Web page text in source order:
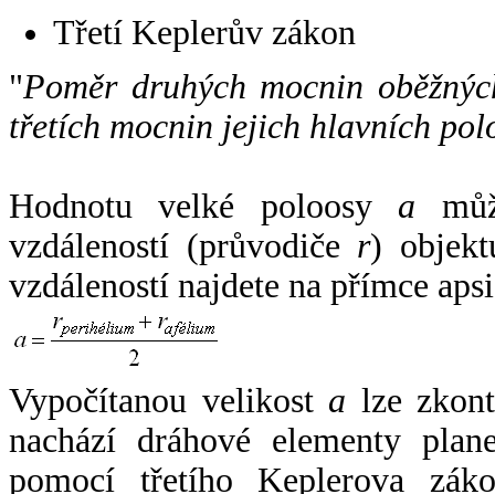
Třetí Keplerův zákon
"Poměr druhých mocnin
třetích mocnin jejich hlavních
Hodnotu velké poloosy a
vzdáleností (průvodiče r)
vzdáleností najdete na přímce
Vypočítanou velikost a lze
nachází dráhové elementy
pomocí třetího Keplerova